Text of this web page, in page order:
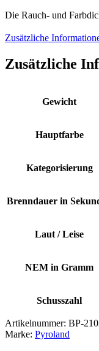
Die Rauch- und
Zusätzliche
Zusätzliche
Gewicht
Hauptfarbe
Kategorisierung
Brenndauer in
Laut / Leise
NEM in Gramm
Schusszahl
Artikelnummer: BP-
Marke: Pyroland